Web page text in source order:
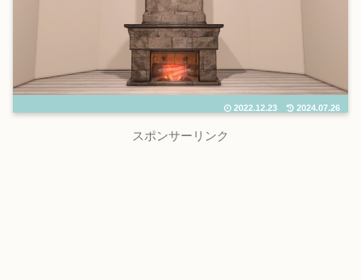
2022.12.23 2024.07.26
スポンサーリンク